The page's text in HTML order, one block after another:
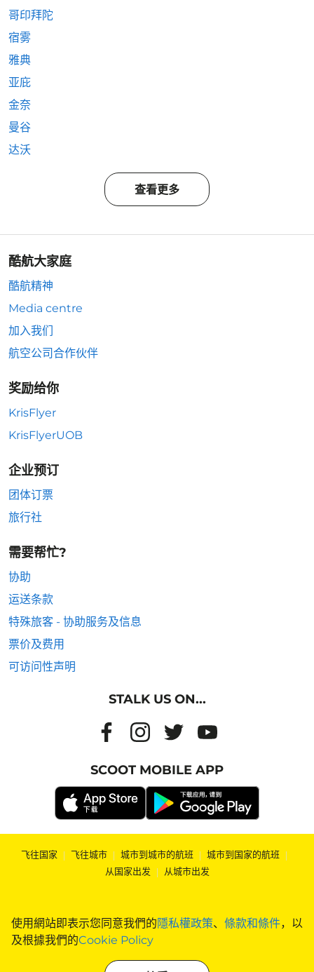
使用網站即表示您同意我們的隱私權政策、 條款和條件，以
及根據我們的Cookie Policy
哥印拜陀
宿雾
雅典
亚庇
金奈
曼谷
达沃
查看更多
酷航大家庭
酷航精神
Media centre
加入我们
航空公司合作伙伴
奖励给你
KrisFlyer
KrisFlyerUOB
企业预订
团体订票
旅行社
需要帮忙?
协助
运送条款
特殊旅客 - 协助服务及信息
票价及费用
可访问性声明
STALK US ON...
SCOOT MOBILE APP
飞往国家 | 飞往城市 | 城市到城市的航班 | 城市到国家的航班 |
从国家出发 | 从城市出发